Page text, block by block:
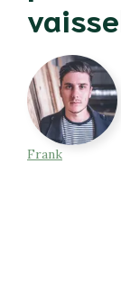
Frank